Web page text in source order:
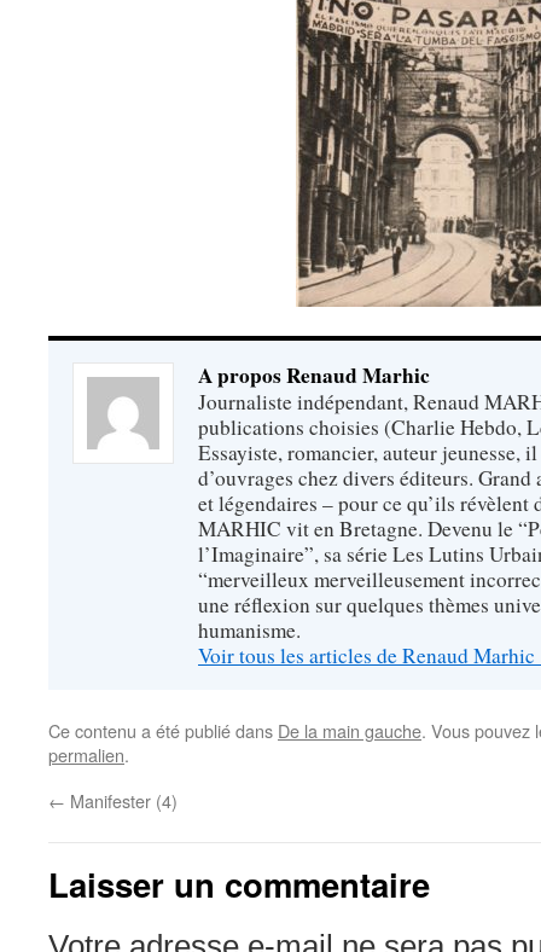
A propos Renaud Marhic
Journaliste indépendant, Renaud
publications choisies (Charlie Hebdo,
Essayiste, romancier, auteur jeunesse,
d’ouvrages chez divers éditeurs.
et légendaires – pour ce qu’ils révèlent
MARHIC vit en Bretagne. Devenu le
l’Imaginaire”, sa série Les Lutins
“merveilleux merveilleusement
une réflexion sur quelques thèmes
humanisme.
Voir tous les articles de Renaud Marhic
Ce contenu a été publié dans De la main gauche. Vous pouvez
permalien.
← Manifester (4)
Laisser un commentaire